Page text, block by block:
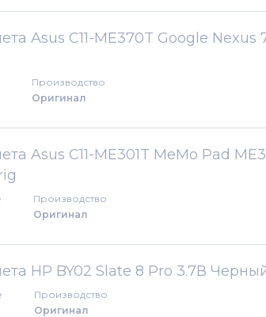
Asus C11-ME370T Google Nexus
Производство
Оригинал
Asus C11-ME301T MeMo Pad
Производство
Оригинал
HP BY02 Slate 8 Pro 3.7В
Производство
Оригинал